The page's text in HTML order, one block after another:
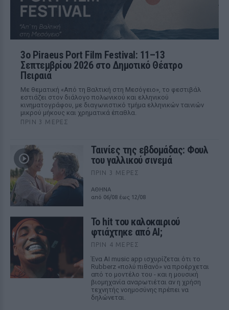
3ο Piraeus Port Film Festival: 11–13
Σεπτεμβρίου 2026 στο Δημοτικό Θέατρο
Πειραιά
Με θεματική «Από τη Βαλτική στη Μεσόγειο», το φεστιβάλ
εστιάζει στον διάλογο πολωνικού και ελληνικού
κινηματογράφου, με διαγωνιστικό τμήμα ελληνικών ταινιών
μικρού μήκους και χρηματικά έπαθλα.
ΠΡΙΝ 3 ΜΈΡΕΣ
Ταινίες της εβδομάδας: Φουλ
του γαλλικού σινεμά
ΠΡΙΝ 3 ΜΈΡΕΣ
ΑΘΗΝΑ
από 06/08 έως 12/08
Το hit του καλοκαιριού
φτιάχτηκε από AI;
ΠΡΙΝ 4 ΜΈΡΕΣ
Ένα AI music app ισχυρίζεται ότι το
Rubberz «πολύ πιθανό» να προέρχεται
από το μοντέλο του - και η μουσική
βιομηχανία αναρωτιέται αν η χρήση
τεχνητής νοημοσύνης πρέπει να
δηλώνεται.